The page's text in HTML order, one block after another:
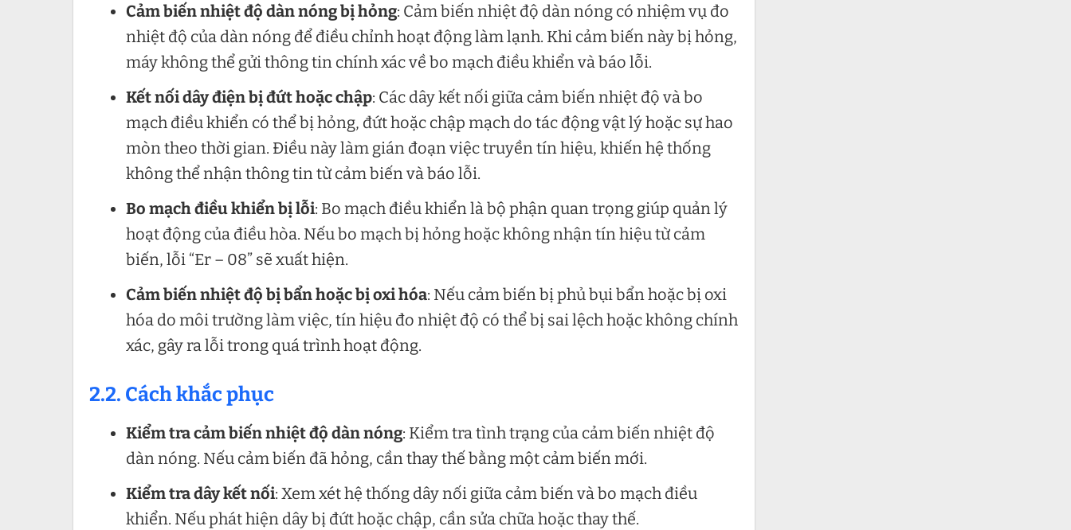
Cảm biến nhiệt độ dàn nóng bị hỏng: Cảm biến nhiệt độ dàn nóng có nhiệm vụ đo
nhiệt độ của dàn nóng để điều chỉnh hoạt động làm lạnh. Khi cảm biến này bị hỏng,
máy không thể gửi thông tin chính xác về bo mạch điều khiển và báo lỗi.
Kết nối dây điện bị đứt hoặc chập: Các dây kết nối giữa cảm biến nhiệt độ và bo
mạch điều khiển có thể bị hỏng, đứt hoặc chập mạch do tác động vật lý hoặc sự hao
mòn theo thời gian. Điều này làm gián đoạn việc truyền tín hiệu, khiến hệ thống
không thể nhận thông tin từ cảm biến và báo lỗi.
Bo mạch điều khiển bị lỗi: Bo mạch điều khiển là bộ phận quan trọng giúp quản lý
hoạt động của điều hòa. Nếu bo mạch bị hỏng hoặc không nhận tín hiệu từ cảm
biến, lỗi “Er – 08” sẽ xuất hiện.
Cảm biến nhiệt độ bị bẩn hoặc bị oxi hóa: Nếu cảm biến bị phủ bụi bẩn hoặc bị oxi
hóa do môi trường làm việc, tín hiệu đo nhiệt độ có thể bị sai lệch hoặc không chính
xác, gây ra lỗi trong quá trình hoạt động.
2.2. Cách khắc phục
Kiểm tra cảm biến nhiệt độ dàn nóng: Kiểm tra tình trạng của cảm biến nhiệt độ
dàn nóng. Nếu cảm biến đã hỏng, cần thay thế bằng một cảm biến mới.
Kiểm tra dây kết nối: Xem xét hệ thống dây nối giữa cảm biến và bo mạch điều
khiển. Nếu phát hiện dây bị đứt hoặc chập, cần sửa chữa hoặc thay thế.